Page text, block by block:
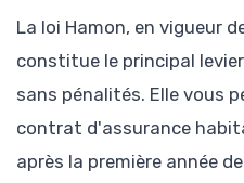
La loi Hamon, en vigueur
constitue le principal
sans pénalités. Elle vous
contrat d'assurance
après la première année